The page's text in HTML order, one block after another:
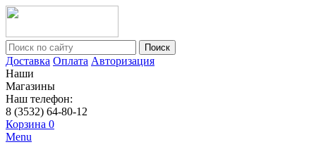
Поиск
Доставка Оплата Авторизация
Наши
Магазины
Наш телефон:
8 (3532) 64-80-12
Корзина 0
Menu